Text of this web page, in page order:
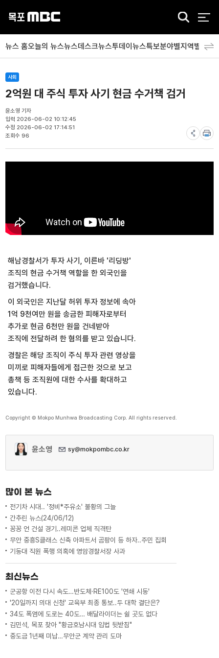
검
뉴스 홈오늘의 뉴스뉴스데스크뉴스투데이뉴스특보분야별지역별 뉴스
사회
2억원 대 주식 투자 사기 현금 수거책 검거
윤소영 기자
입력 2026-06-02 10:12:45
수정 2026-06-02 17:14:51
조회수 96
해남경찰서가 투자 사기, 이른바 '리딩방'
조직의 현금 수거책 역할을 한 외국인을
검거했습니다.
이 외국인은 지난달 허위 투자 정보에 속아
1억 9천여만 원을 송금한 피해자로부터
추가로 현금 6천만 원을 건네받아
조직에 전달하려 한 혐의를 받고 있습니다.
경찰은 해당 조직이 주식 투자 관련 영상을
미끼로 피해자들에게 접근한 것으로 보고
총책 등 조직원에 대한 수사를 확대하고
있습니다.
Copyright © Mokpo Munhwa Broadcasting Corp. All rights reserved.
윤소영 sy@mokpombc.co.kr
많이 본 뉴스
전기차 시대.. '정비*주유소' 불황의 그늘
간추린 뉴스(24/06/12)
꽁꽁 언 건설 경기..레미콘 업체 직격탄
무안 중흥S클래스 신축 아파트서 곰팡이 등 하자..주민 집회
기동대 직원 폭행 의혹에 영암경찰서장 사과
최신뉴스
군공항 이전 다시 속도…반도체·RE100도 '연쇄 시동'
'20일까지 의대 신청' 교육부 최종 통보..두 대학 결단은?
34도 폭염에 도로는 40도… 배달라이더는 쉴 곳도 없다
김민석, 목포 찾아 "황금호남시대 입법 뒷받침"
중도금 1년째 미납…무안군 계약 관리 도마